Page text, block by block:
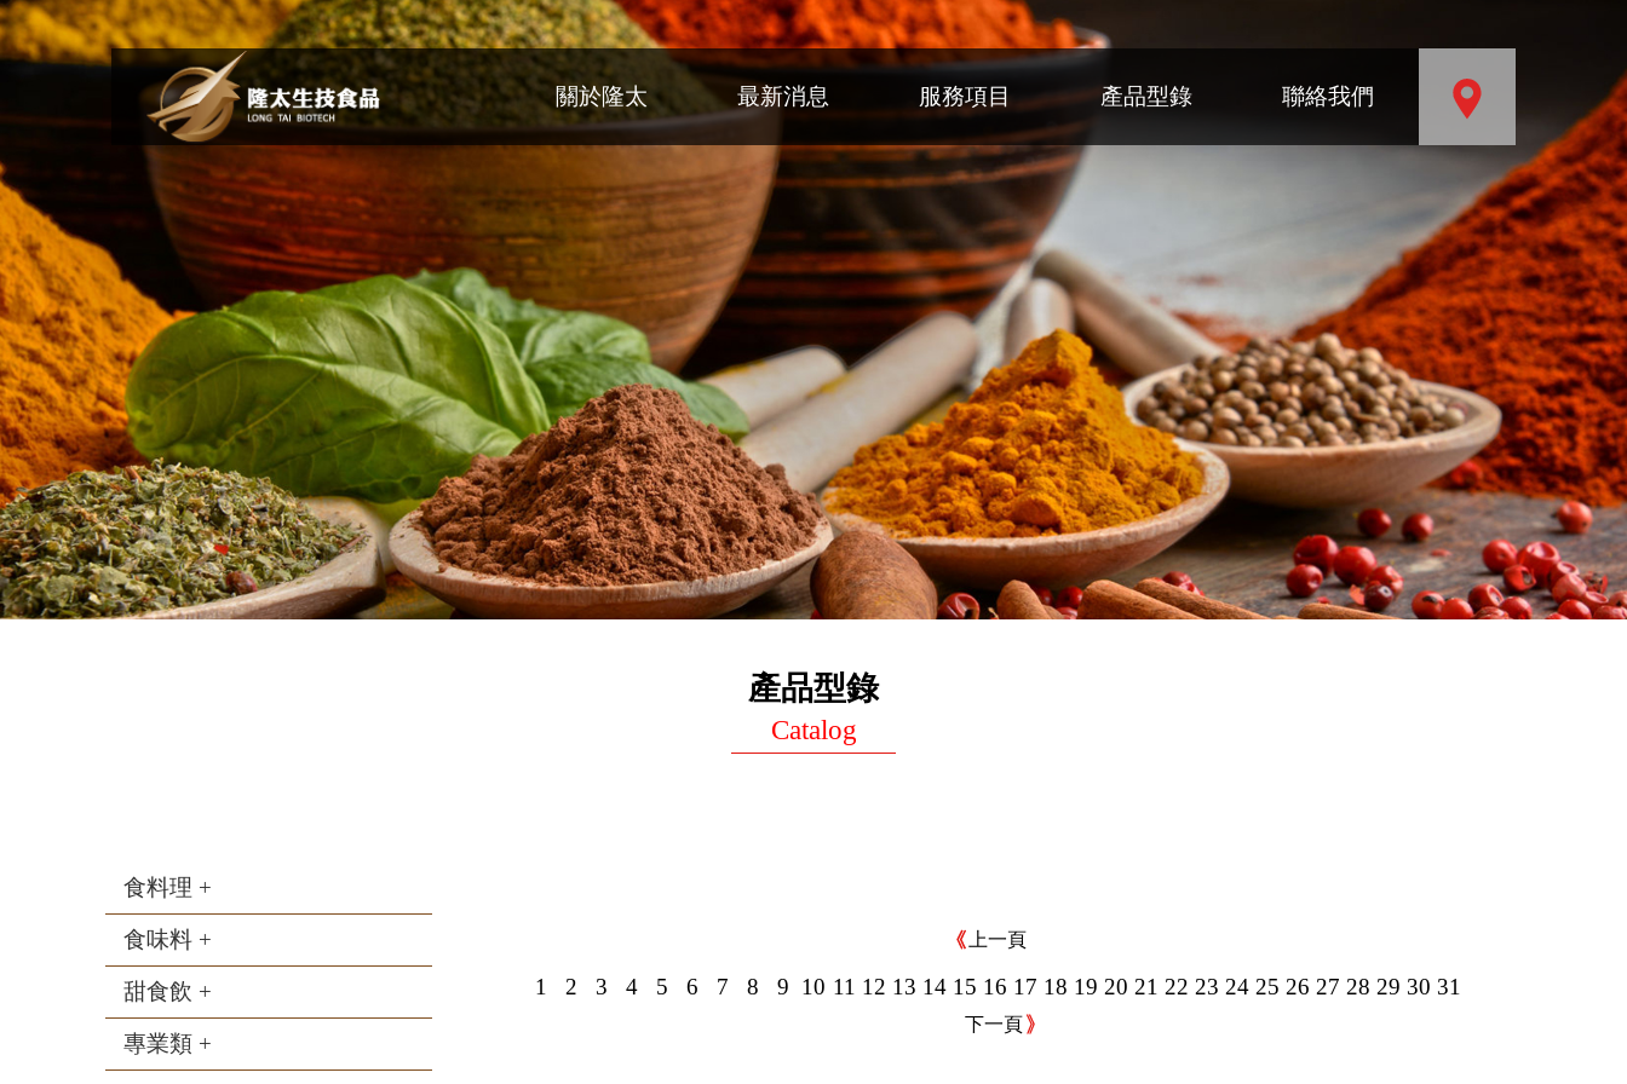
關於隆太 最新消息 服務項目 產品型錄 聯絡我們
產品型錄
Catalog
食料理 +
食味料 +
甜食飲 +
專業類 +
上一頁
1 2 3 4 5 6 7 8 9 10 11 12 13 14 15 16 17 18 19 20 21 22 23 24 25 26 27 28 29 30 31
下一頁